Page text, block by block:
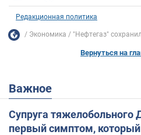
Редакционная политика
Экономика "Нефтегаз"
Вернуться на
Важное
Супруга тяжелобольного
первый симптом, который